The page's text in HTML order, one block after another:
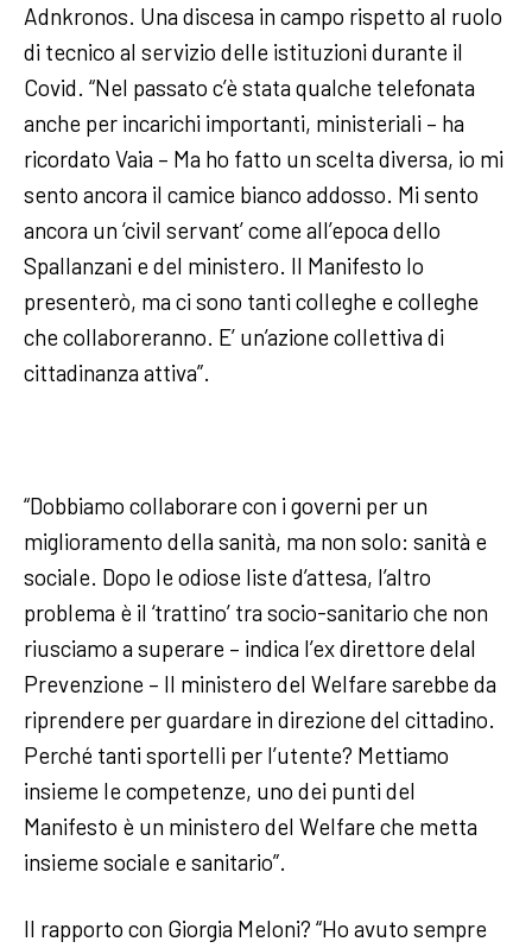
Adnkronos. Una discesa in campo rispetto al ruolo
di tecnico al servizio delle istituzioni durante il
Covid. “Nel passato c’è stata qualche telefonata
anche per incarichi importanti, ministeriali – ha
ricordato Vaia – Ma ho fatto un scelta diversa, io mi
sento ancora il camice bianco addosso. Mi sento
ancora un ‘civil servant’ come all’epoca dello
Spallanzani e del ministero. Il Manifesto lo
presenterò, ma ci sono tanti colleghe e colleghe
che collaboreranno. E’ un’azione collettiva di
cittadinanza attiva”.
“Dobbiamo collaborare con i governi per un
miglioramento della sanità, ma non solo: sanità e
sociale. Dopo le odiose liste d’attesa, l’altro
problema è il ‘trattino’ tra socio-sanitario che non
riusciamo a superare – indica l’ex direttore delal
Prevenzione – Il ministero del Welfare sarebbe da
riprendere per guardare in direzione del cittadino.
Perché tanti sportelli per l’utente? Mettiamo
insieme le competenze, uno dei punti del
Manifesto è un ministero del Welfare che metta
insieme sociale e sanitario”.
Il rapporto con Giorgia Meloni? “Ho avuto sempre